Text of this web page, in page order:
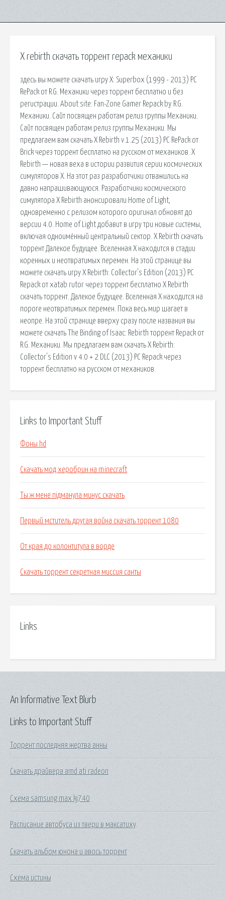
X rebirth скачать торрент repack механики
здесь вы можете скачать игру X: Superbox (1999 - 2013) PC
RePack от R.G. Механики через торрент бесплатно и без
регистрации. About site: Fan-Zone Gamer Repack by R.G.
Механики. Сайт посвящен работам релиз группы Механики.
Сайт посвящен работам релиз группы Механики. Мы
предлагаем вам скачать X Rebirth v 1.25 (2013) PC RePack от
Brick через торрент бесплатно на русском от механиков. X
Rebirth — новая веха в истории развития серии космических
симуляторов X. На этот раз разработчики отважились на
давно напрашивающуюся. Разработчики космического
симулятора X Rebirth анонсировали Home of Light,
одновременно с релизом которого оригинал обновят до
версии 4.0. Home of Light добавит в игру три новые системы,
включая одноимённый центральный сектор. X Rebirth скачать
торрент Далекое будущее. Вселенная Х находится в стадии
коренных и неотвратимых перемен. На этой странице вы
можете скачать игру X Rebirth: Collector's Edition (2013) PC
Repack от xatab rutor через торрент бесплатно X Rebirth
скачать торрент. Далекое будущее. Вселенная Х находится на
пороге неотвратимых перемен. Пока весь мир шагает в
неопре. На этой странице вверху сразу после названия вы
можете скачать The Binding of Isaac: Rebirth торрент Repack от
R.G. Механики. Мы предлагаем вам скачать X Rebirth:
Collector's Edition v 4.0 + 2 DLC (2013) PC Repack через
торрент бесплатно на русском от механиков.
Links to Important Stuff
Фоны hd
Скачать мод херобрин на minecraft
Ты ж мене підманула минус скачать
Первый мститель другая война скачать торрент 1080
От края до колонтитула в ворде
Скачать торрент секретная миссия санты
Links
Links to Important Stuff
Торрент последняя жертва анны
Скачать драйвера amd ati radeon
Схема samsung max kj740
Расписание автобуса из твери в максатиху
Скачать альбом юнона и авось торрент
Схема истины
An Informative Text Blurb